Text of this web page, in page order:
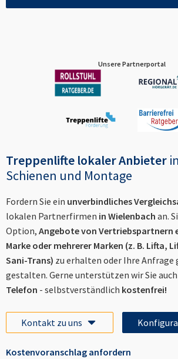
Unsere Partnerportal
Treppenlifte lokaler Anbieter
Schienen und Montage
Fordern Sie ein unverbindliches
lokalen Partnerfirmen in Wielenbach an.
Option, Angebote von Vertriebspartnern
Marke oder mehrerer Marken (z. B. Lifta,
Sani-Trans) zu erhalten oder Ihre Anfrage
gestalten. Gerne unterstützen wir Sie auch
Telefon - selbstverständlich kostenfrei!
Kontakt zu uns
Kostenvoranschlag anfordern